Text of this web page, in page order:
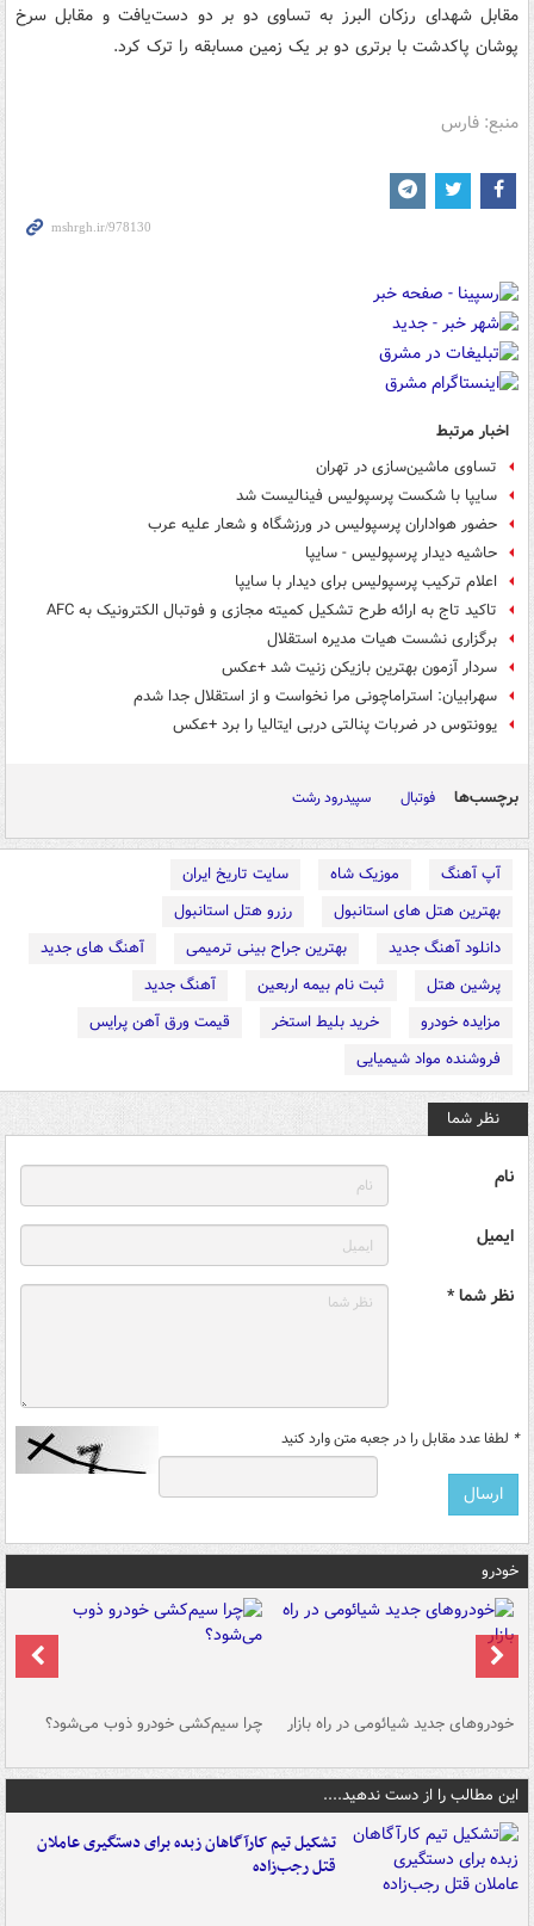
مقابل شهدای رزکان البرز به تساوی دو بر دو دست‌یافت و مقابل سرخ
پوشان پاکدشت با برتری دو بر یک زمین مسابقه را ترک کرد.
منبع: فارس
اخبار مرتبط
تساوی ماشین‌سازی در تهران
سایپا با شکست پرسپولیس فینالیست شد
حضور هواداران پرسپولیس در ورزشگاه و شعار علیه عرب
حاشیه دیدار پرسپولیس - سایپا
اعلام ترکیب پرسپولیس برای دیدار با سایپا
تاکید تاج به ارائه طرح تشکیل کمیته مجازی و فوتبال الکترونیک به AFC
برگزاری نشست هیات مدیره استقلال
سردار آزمون بهترین بازیکن زنیت شد +عکس
سهرابیان: استراماچونی مرا نخواست و از استقلال جدا شدم
یوونتوس در ضربات پنالتی دربی ایتالیا را برد +عکس
برچسب‌ها فوتبال سپیدرود رشت
آپ آهنگ موزیک شاه
سایت تاریخ ایران
بهترین هتل های استانبول
رزرو هتل استانبول
دانلود آهنگ جدید
بهترین جراح بینی ترمیمی
آهنگ های جدید
پرشین هتل
ثبت نام بیمه اربعین
آهنگ جدید
مزایده خودرو
خرید بلیط استخر
قیمت ورق آهن پرایس
فروشنده مواد شیمیایی
نظر شما
نام
ایمیل
نظر شما *
* لطفا عدد مقابل را در جعبه متن وارد کنید
خودرو
خودروهای جدید شیائومی در راه بازار چرا سیم‌کشی خودرو ذوب می‌شود؟
این مطالب را از دست ندهید....
تشکیل تیم کارآگاهان زبده برای دستگیری عاملان
قتل رجب‌زاده